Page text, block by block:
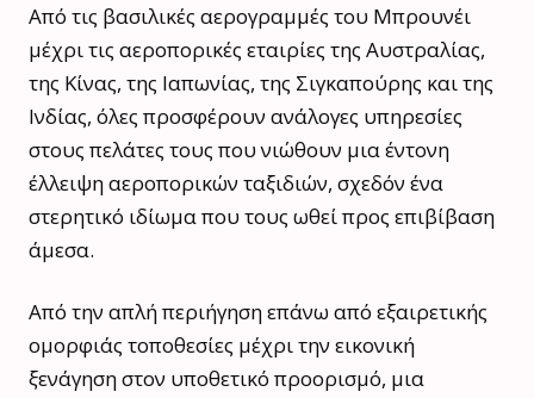
Από τις βασιλικές αερογραμμές του Μπρουνέι
μέχρι τις αεροπορικές εταιρίες της Αυστραλίας,
της Κίνας, της Ιαπωνίας, της Σιγκαπούρης και της
Ινδίας, όλες προσφέρουν ανάλογες υπηρεσίες
στους πελάτες τους που νιώθουν μια έντονη
έλλειψη αεροπορικών ταξιδιών, σχεδόν ένα
στερητικό ιδίωμα που τους ωθεί προς επιβίβαση
άμεσα.
Από την απλή περιήγηση επάνω από εξαιρετικής
ομορφιάς τοποθεσίες μέχρι την εικονική
ξενάγηση στον υποθετικό προορισμό, μια